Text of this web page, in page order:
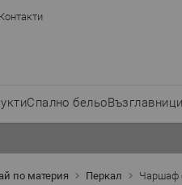
Контакти
Спално бельо
по материя Перкал Чаршаф